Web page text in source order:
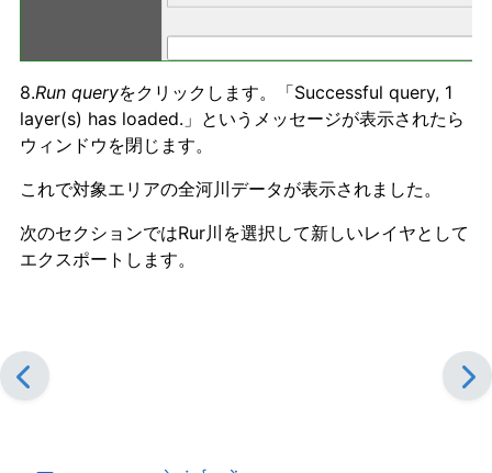
8.Run queryをクリックします。「Successful query, 1
layer(s) has loaded.」というメッセージが表示されたら
ウィンドウを閉じます。
これで対象エリアの全河川データが表示されました。
次のセクションではRur川を選択して新しいレイヤとして
エクスポートします。